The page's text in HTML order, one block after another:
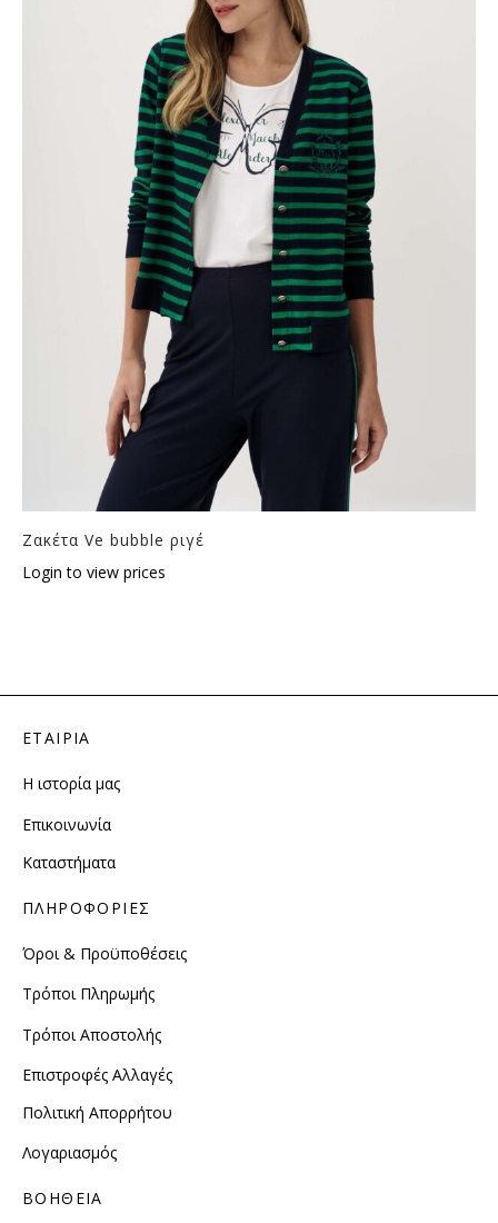
Ζακέτα Ve bubble ριγέ
Login to view prices
ΕΤΑΙΡΙΑ
Η ιστορία μας
Επικοινωνία
Καταστήματα
ΠΛΗΡΟΦΟΡΙΕΣ
Όροι & Προϋποθέσεις
Τρόποι Πληρωμής
Τρόποι Αποστολής
Επιστροφές Αλλαγές
Πολιτική Απορρήτου
Λογαριασμός
ΒΟΗΘΕΙΑ